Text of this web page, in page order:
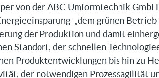
von der ABC Umformtechnik
„dem grünen Betrieb
der Produktion und damit
Standort, der schnellen
Produktentwicklungen bis hin zu
der notwendigen Prozessagilität